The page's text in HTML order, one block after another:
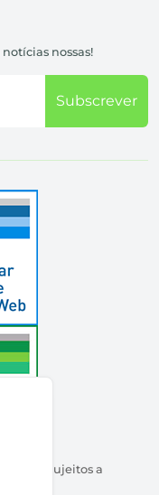
nossas!
Subscrever
Não Sujeitos a